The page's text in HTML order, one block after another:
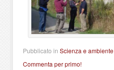
Pubblicato in Scienza e ambiente
Commenta per primo!